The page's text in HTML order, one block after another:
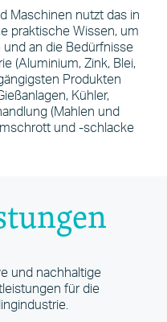
Maschinen nutzt das in
praktische Wissen, um
an die Bedürfnisse
(Aluminium, Zink, Blei,
Produkten
Kühler,
(Mahlen und
und -schlacke
und nachhaltige
für die